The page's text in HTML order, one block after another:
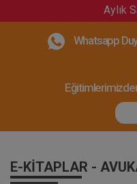
Aylık
Whatsapp
E-KITAPLAR -